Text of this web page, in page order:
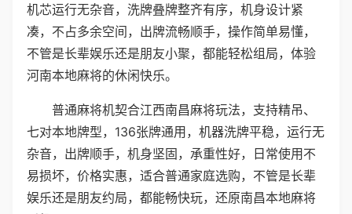
机芯运行无杂音，洗牌叠牌整齐有序，机身设计紧
凑，不占多余空间，出牌流畅顺手，操作简单易懂，
不管是长辈娱乐还是朋友小聚，都能轻松组局，体验
河南本地麻将的休闲快乐。
普通麻将机契合江西南昌麻将玩法，支持精吊、
七对本地牌型，136张牌通用，机器洗牌平稳，运行无
杂音，出牌顺手，机身坚固，承重性好，日常使用不
易损坏，价格实惠，适合普通家庭选购，不管是长辈
娱乐还是朋友约局，都能畅快玩，还原南昌本地麻将